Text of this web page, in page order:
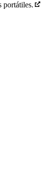
portátiles.